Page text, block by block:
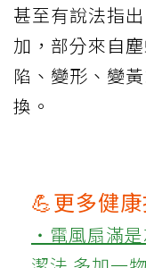
甚至有說法指
加，部分來自
陷、變形、變
換。
💪更多健
‧電風扇滿